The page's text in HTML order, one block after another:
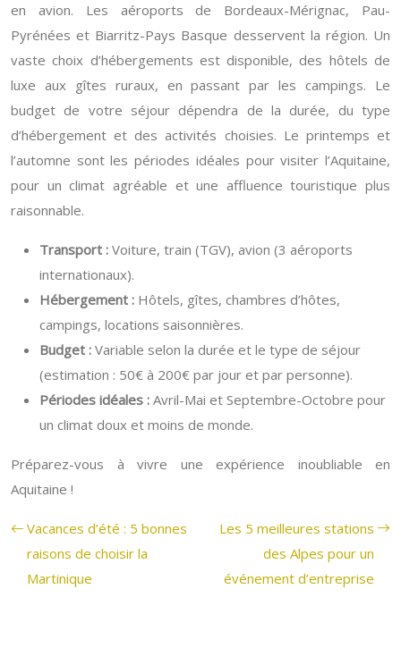
en avion. Les aéroports de Bordeaux-Mérignac, Pau-
Pyrénées et Biarritz-Pays Basque desservent la région. Un
vaste choix d’hébergements est disponible, des hôtels de
luxe aux gîtes ruraux, en passant par les campings. Le
budget de votre séjour dépendra de la durée, du type
d’hébergement et des activités choisies. Le printemps et
l’automne sont les périodes idéales pour visiter l’Aquitaine,
pour un climat agréable et une affluence touristique plus
raisonnable.
Transport : Voiture, train (TGV), avion (3 aéroports
internationaux).
Hébergement : Hôtels, gîtes, chambres d’hôtes,
campings, locations saisonnières.
Budget : Variable selon la durée et le type de séjour
(estimation : 50€ à 200€ par jour et par personne).
Périodes idéales : Avril-Mai et Septembre-Octobre pour
un climat doux et moins de monde.
Préparez-vous à vivre une expérience inoubliable en
Aquitaine !
Vacances d’été : 5 bonnes
raisons de choisir la
Martinique
Les 5 meilleures stations
des Alpes pour un
événement d’entreprise